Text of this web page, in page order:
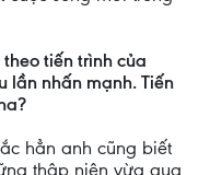
tiến trình của
lần nhấn mạnh. Tiến
hẳn anh cũng biết
thập niên vừa qua